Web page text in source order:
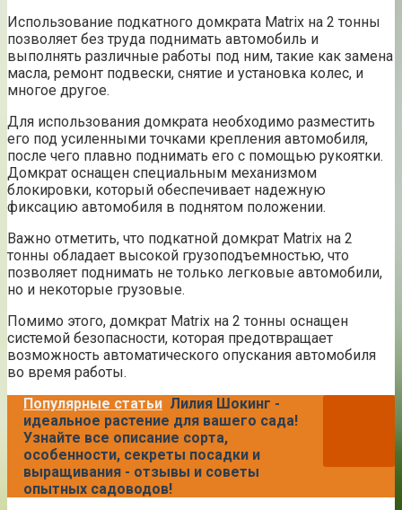
Использование подкатного домкрата Matrix на 2 тонны
позволяет без труда поднимать автомобиль и
выполнять различные работы под ним, такие как замена
масла, ремонт подвески, снятие и установка колес, и
многое другое.
Для использования домкрата необходимо разместить
его под усиленными точками крепления автомобиля,
после чего плавно поднимать его с помощью рукоятки.
Домкрат оснащен специальным механизмом
блокировки, который обеспечивает надежную
фиксацию автомобиля в поднятом положении.
Важно отметить, что подкатной домкрат Matrix на 2
тонны обладает высокой грузоподъемностью, что
позволяет поднимать не только легковые автомобили,
но и некоторые грузовые.
Помимо этого, домкрат Matrix на 2 тонны оснащен
системой безопасности, которая предотвращает
возможность автоматического опускания автомобиля
во время работы.
Популярные статьи Лилия Шокинг -
идеальное растение для вашего сада!
Узнайте все описание сорта,
особенности, секреты посадки и
выращивания - отзывы и советы
опытных садоводов!